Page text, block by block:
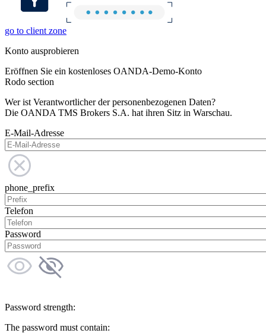
go to client zone
Konto ausprobieren
Eröffnen Sie ein kostenloses OANDA-Demo-Konto
Rodo section
Wer ist Verantwortlicher der personenbezogenen Daten?
Die OANDA TMS Brokers S.A. hat ihren Sitz in Warschau.
E-Mail-Adresse
phone_prefix
Telefon
Password
Password strength:
The password must contain: